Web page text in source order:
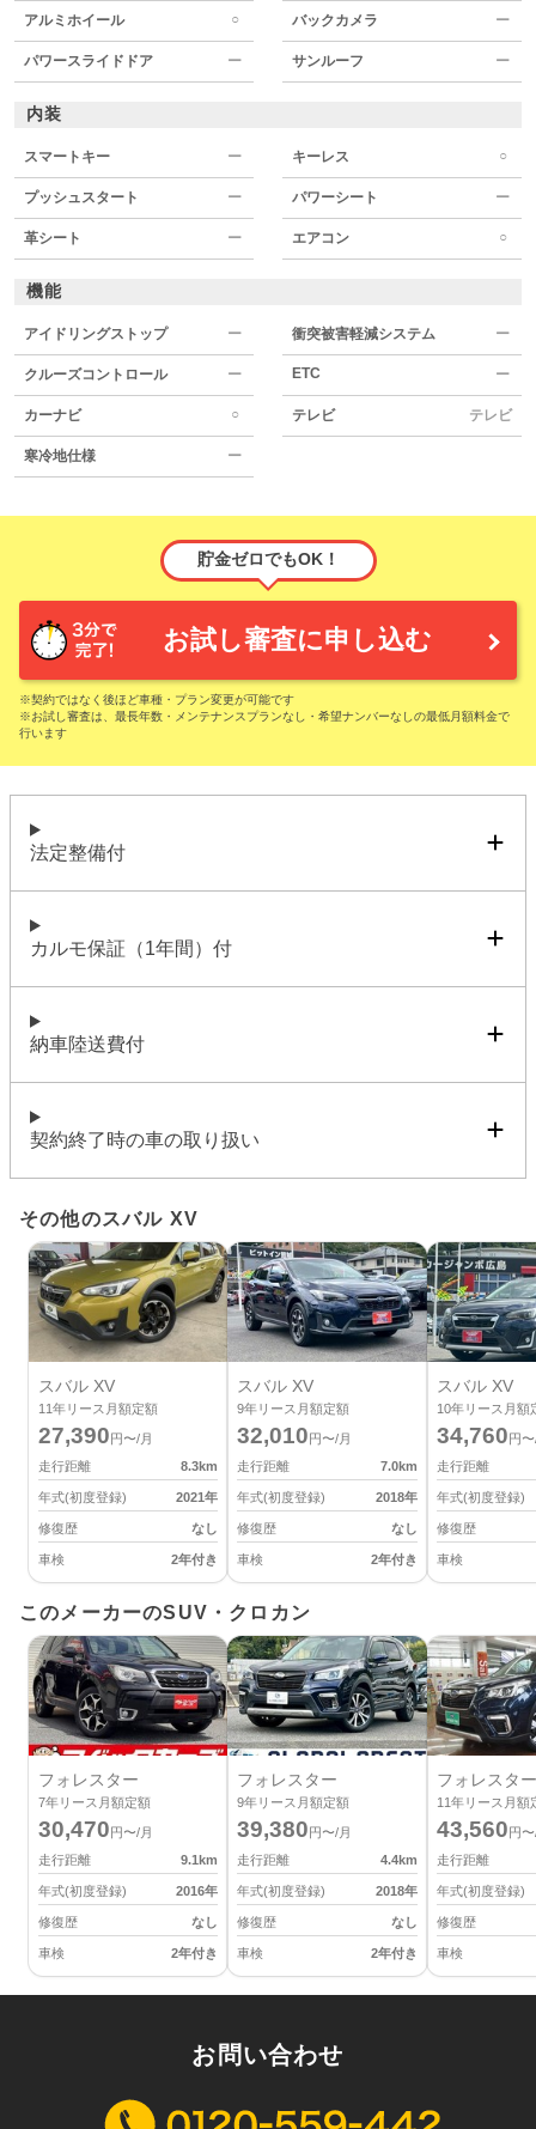
アルミホイール ○ バックカメラ ー
パワースライドドア ー サンルーフ ー
内装
スマートキー ー キーレス ○
プッシュスタート ー パワーシート ー
革シート ー エアコン ○
機能
アイドリングストップ ー 衝突被害軽減システム ー
クルーズコントロール ー ETC ー
カーナビ ○ テレビ テレビ
寒冷地仕様 ー
貯金ゼロでもOK！
お試し審査に申し込む
※契約ではなく後ほど車種・プラン変更が可能です
※お試し審査は、最長年数・メンテナンスプランなし・希望ナンバーなしの最低月額料金で
行います
法定整備付
カルモ保証（1年間）付
納車陸送費付
契約終了時の車の取り扱い
その他のスバル XV
スバル XV
11年リース月額定額
27,390円〜/月
走行距離
8.3km
年式(初度登録) 2021年
修復歴 なし
車検 2年付き
スバル XV
9年リース月額定額
32,010円〜/月
走行距離
7.0km
年式(初度登録) 2018年
修復歴 なし
車検 2年付き
スバル XV
10年リース月額
34,760円
走行距離
年式(初度登録)
修復歴
車検
このメーカーのSUV・クロカン
フォレスター
7年リース月額定額
30,470円〜/月
走行距離
9.1km
年式(初度登録) 2016年
修復歴 なし
車検 2年付き
フォレスター
9年リース月額定額
39,380円〜/月
走行距離
4.4km
年式(初度登録) 2018年
修復歴 なし
車検 2年付き
フォレスター
11年リース月額
43,560円
走行距離
年式(初度登録)
修復歴
車検
お問い合わせ